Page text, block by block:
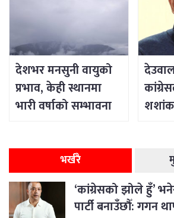
देशभर मनसुनी वायुको
प्रभाव, केही स्थानमा
भारी वर्षाको सम्भावना
भर्खरै
‘कांग्रेसको झोले हुँ’
पार्टी बनाउँछौँ: गगन